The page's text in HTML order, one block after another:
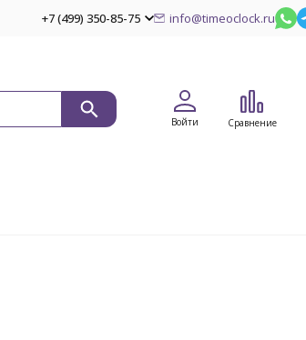
+7 (499) 350-85-75 info@timeoclock.ru
Войти Сравнение